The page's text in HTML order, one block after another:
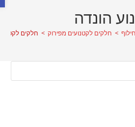
הונדה
> חלקים לקטנועים מפירוק > חלקים לקטנוע